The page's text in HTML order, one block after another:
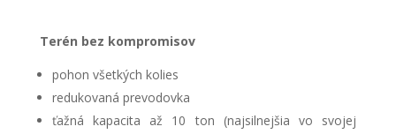
Terén bez kompromisov
pohon všetkých kolies
redukovaná prevodovka
ťažná kapacita až 10 ton (najsilnejšia vo svojej